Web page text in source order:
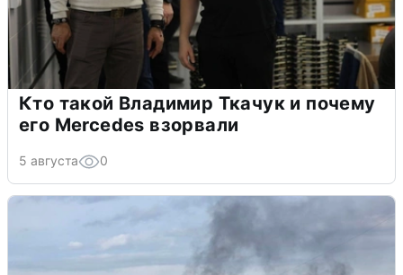
Кто такой Владимир Ткачук и почему
его Mercedes взорвали
5 августа 0